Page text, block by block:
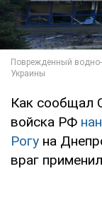
Как сообщал
войска РФ
Рогу на
враг